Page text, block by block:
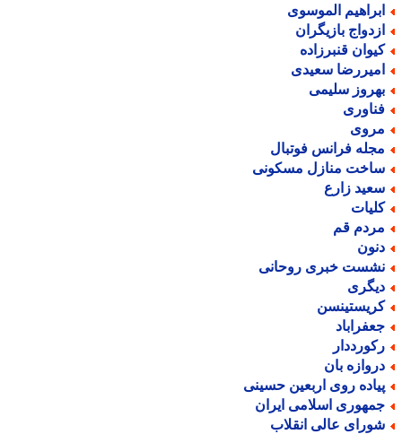
الموسوی
بازیگران
قنبرزاده
سعیدی
سلیمی
فرانس فوتبال
منازل مسکونی
زارع
قم
خبری روحانی
بان
روی اربعین حسینی
اسلامی ایران
عالی انقلاب